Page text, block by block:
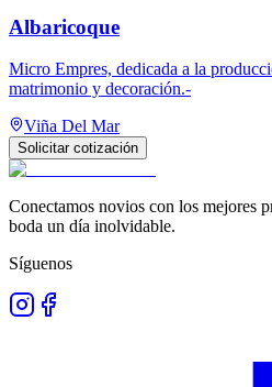
Albaricoque
Micro Empres, dedicada a la
matrimonio y decoración.-
Viña Del Mar
Solicitar cotización
Conectamos novios con los mejores
boda un día inolvidable.
Síguenos